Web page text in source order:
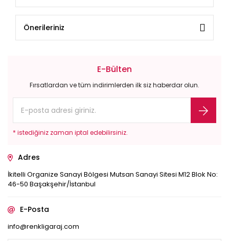
Önerileriniz
E-Bülten
Fırsatlardan ve tüm indirimlerden ilk siz haberdar olun.
* istediğiniz zaman iptal edebilirsiniz.
Adres
İkitelli Organize Sanayi Bölgesi Mutsan Sanayi Sitesi M12 Blok No:
46-50 Başakşehir/İstanbul
E-Posta
info@renkligaraj.com